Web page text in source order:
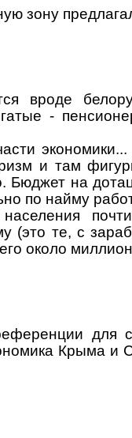
зону
вроде
-
экономики...
и там
Бюджет на
по найму
(это те, с
около
для
Крыма и